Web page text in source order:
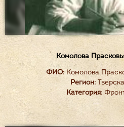
Комолова
ФИО:Комолова
Регион:
Категория: